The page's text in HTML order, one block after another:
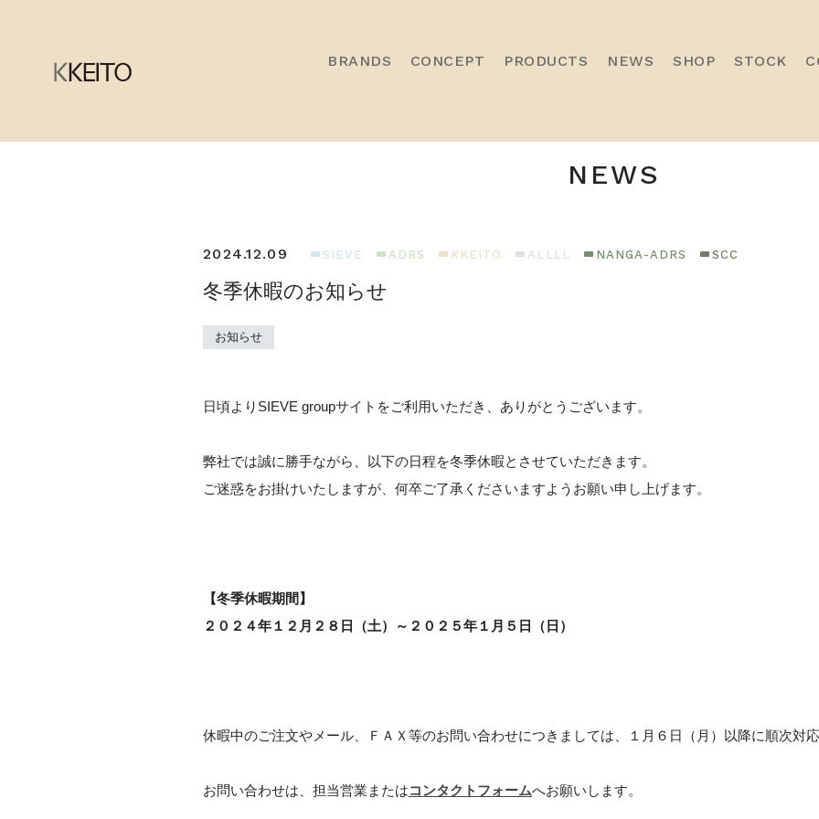
BRANDS CONCEPT PRODUCTS NEWS SHOP STOCK
NEWS
2024.12.09 SIEVE ADRS KKEITO ALLLL NANGA-ADRS SCC
冬季休暇のお知らせ
お知らせ
日頃よりSIEVE groupサイトをご利用いただき、ありがとうございます。
弊社では誠に勝手ながら、以下の日程を冬季休暇とさせていただきます。
ご迷惑をお掛けいたしますが、何卒ご了承くださいますようお願い申し上げます。
【冬季休暇期間】
２０２４年１２月２８日（土）～２０２５年１月５日（日）
休暇中のご注文やメール、ＦＡＸ等のお問い合わせにつきましては、１月６日（月）以降に順次対
お問い合わせは、担当営業またはコンタクトフォームへお願いします。